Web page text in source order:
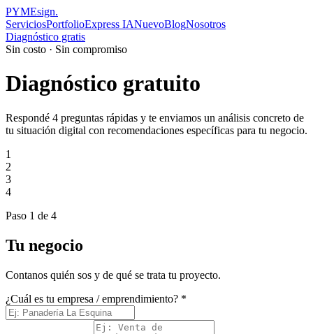
PYMEsign.
ServiciosPortfolioExpress IANuevoBlogNosotros
Diagnóstico gratis
Sin costo · Sin compromiso
Diagnóstico gratuito
Respondé 4 preguntas rápidas y te enviamos un análisis concreto de
tu situación digital con recomendaciones específicas para tu negocio.
1
2
3
4
Paso 1 de 4
Tu negocio
Contanos quién sos y de qué se trata tu proyecto.
¿Cuál es tu empresa / emprendimiento? *